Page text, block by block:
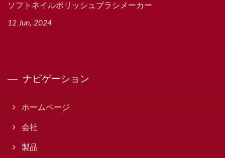
ソフトネイルポリッシュブラシメーカー
12 Jun, 2024
ナビゲーション
ホームページ
会社
製品